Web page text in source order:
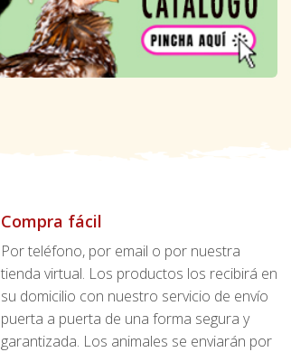
Compra fácil
Por teléfono, por email o por nuestra
tienda virtual. Los productos los recibirá en
su domicilio con nuestro servicio de envío
puerta a puerta de una forma segura y
garantizada. Los animales se enviarán por